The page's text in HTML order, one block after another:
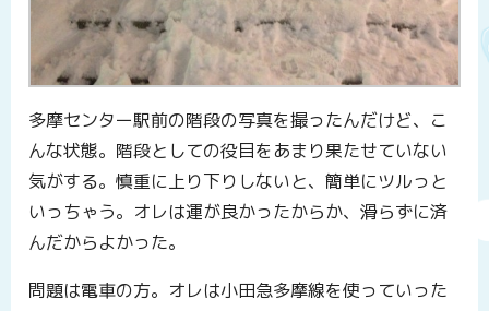
多摩センター駅前の階段の写真を撮ったんだけど、こ
んな状態。階段としての役目をあまり果たせていない
気がする。慎重に上り下りしないと、簡単にツルっと
いっちゃう。オレは運が良かったからか、滑らずに済
んだからよかった。
問題は電車の方。オレは小田急多摩線を使っていった